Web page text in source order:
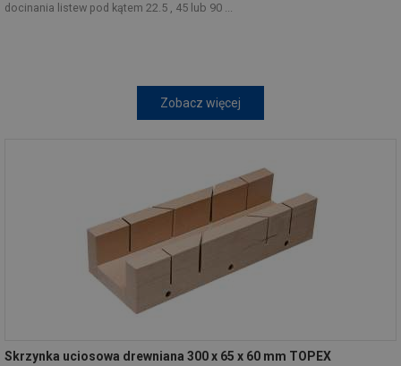
docinania listew pod kątem 22.5 , 45 lub 90 ...
Zobacz więcej
Skrzynka uciosowa drewniana 300 x 65 x 60 mm TOPEX